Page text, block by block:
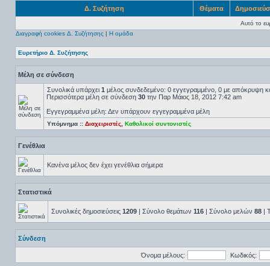
Δ. Συζήτηση Θέματα
Αυτό το
Διαγραφή cookies Δ. Συζήτησης | Η ομάδα
Ευρετήριο Δ. Συζήτησης
Μέλη σε σύνδεση
Συνολικά υπάρχει 1 μέλος συνδεδεμένο: 0 εγγεγραμμένο, 0 με απόκρυψη
Περισσότερα μέλη σε σύνδεση 30 την Παρ Μάιος 18, 2012 7:42 am
Εγγεγραμμένα μέλη: Δεν υπάρχουν εγγεγραμμένα μέλη
Υπόμνημα :: Διαχειριστές Καθολικοί συντονιστές
Γενέθλια
Κανένα μέλος δεν έχει γενέθλια σήμερα
Στατιστικά
Συνολικές δημοσιεύσεις 1209 | Σύνολο θεμάτων 116 | Σύνολο μελών 88 |
Σύνδεση
Όνομα μέλους: Κωδικός: